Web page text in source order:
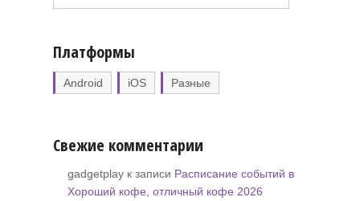
Платформы
Android iOS Разные
Свежие комментарии
gadgetplay к записи Расписание событий в
Хороший кофе, отличный кофе 2026